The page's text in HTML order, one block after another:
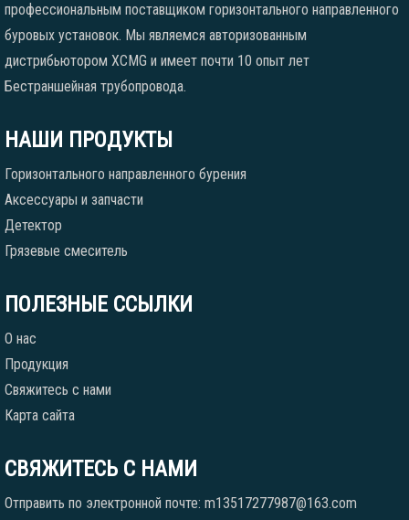
профессиональным поставщиком горизонтального направленного
буровых установок. Мы являемся авторизованным
дистрибьютором XCMG и имеет почти 10 опыт лет
Бестраншейная трубопровода.
НАШИ ПРОДУКТЫ
Горизонтального направленного бурения
Аксессуары и запчасти
Детектор
Грязевые смеситель
ПОЛЕЗНЫЕ ССЫЛКИ
О нас
Продукция
Свяжитесь с нами
Карта сайта
СВЯЖИТЕСЬ С НАМИ
Отправить по электронной почте: m13517277987@163.com